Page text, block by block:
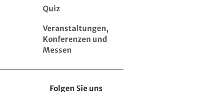
Quiz
Veranstaltungen,
Konferenzen und
Messen
Folgen Sie uns